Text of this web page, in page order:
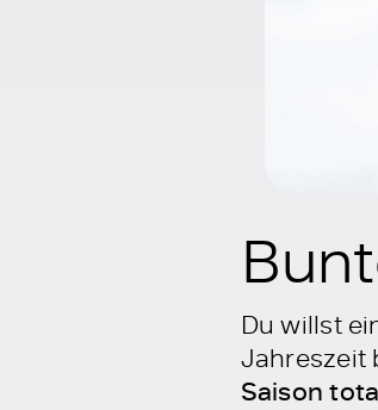
Du willst
Jahreszeit
Saison